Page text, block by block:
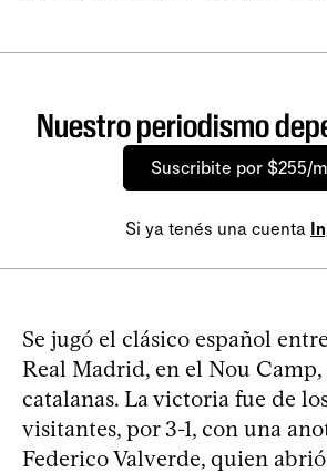
Nuestro periodismo
Suscribite por $255/
Si ya tenés una cuenta
Se jugó el clásico español
Real Madrid, en el Nou
catalanas. La victoria fue de
visitantes, por 3-1, con una
Federico Valverde, quien